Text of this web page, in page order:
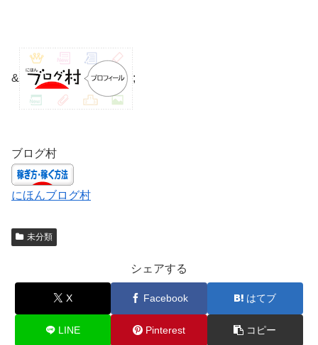
& ;
ブログ村
にほんブログ村
未分類
シェアする
X Facebook はてブ
LINE Pinterest コピー